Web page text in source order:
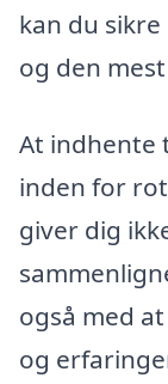
kan du
og den
At indhente
inden for
giver dig
også med
og